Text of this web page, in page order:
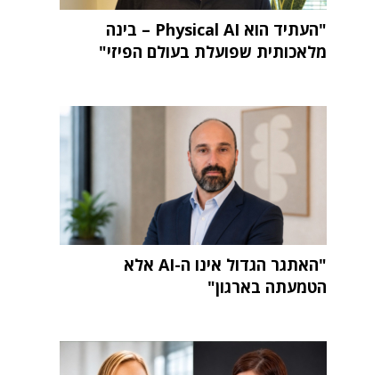
"העתיד הוא Physical AI – בינה
מלאכותית שפועלת בעולם הפיזי"
"האתגר הגדול אינו ה-AI אלא
הטמעתה בארגון"